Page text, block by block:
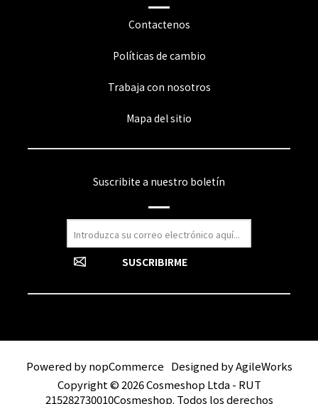
Contactenos
Políticas de cambio
Trabaja con nosotros
Mapa del sitio
Suscribite a nuestro boletín
Powered bynopCommerce Designed byAgileWorks
Copyright © 2026 Cosmeshop Ltda - RUT
215282730010Cosmeshop. Todos los derechos